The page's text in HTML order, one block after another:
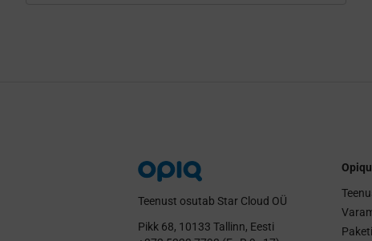
Teenust osutab Star Cloud OÜ
Pikk 68, 10133 Tallinn, Eesti